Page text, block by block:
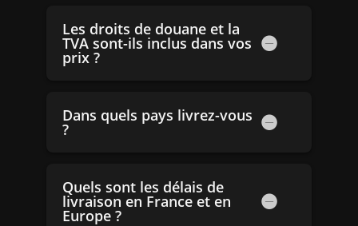
Les droits de douane et la
TVA sont-ils inclus dans vos
prix ?
Dans quels pays livrez-vous
?
Quels sont les délais de
livraison en France et en
Europe ?